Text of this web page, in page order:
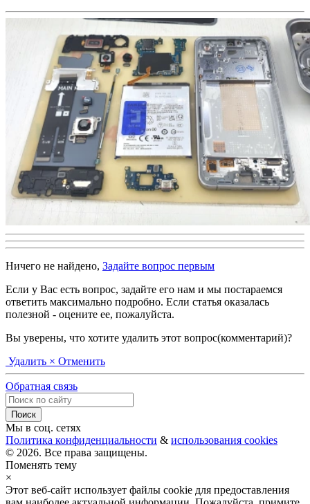
Ничего не найдено, Задайте вопрос первым
Если у Вас есть вопрос, задайте его нам и мы постараемся
ответить максимально подробно. Если статья оказалась
полезной - оцените ее, пожалуйста.
Вы уверены, что хотите удалить этот вопрос(комментарий)?
Удалить × Отменить
Обратная связь
Мы в соц. сетях
Политика конфиденциальности & использования cookies
© 2026. Все права защищены.
Поменять тему
×
Этот веб-сайт использует файлы cookie для предоставления